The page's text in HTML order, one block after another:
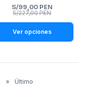
S/99,00 PEN
S/227,00 PEN
Ver opciones
» Último